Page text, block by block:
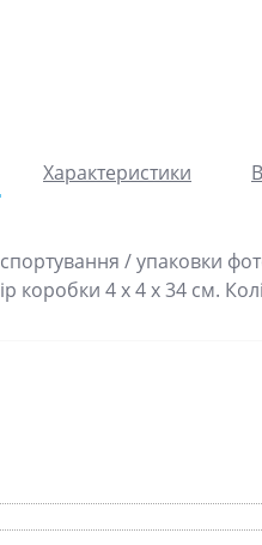
Характеристики
/ упаковки
коробки 4 х 4 х 34 см.